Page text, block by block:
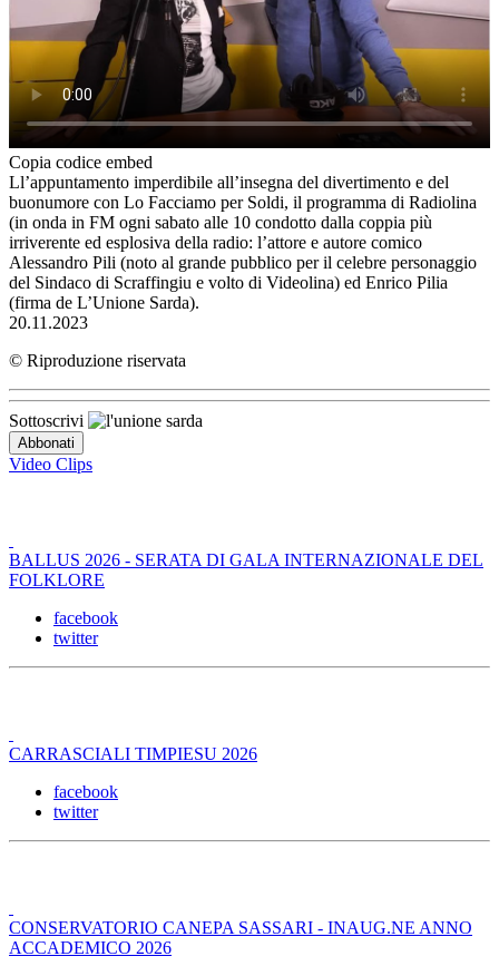
Copia codice embed
Ll’appuntamento imperdibile all’insegna del divertimento e del
buonumore con Lo Facciamo per Soldi, il programma di Radiolina
(in onda in FM ogni sabato alle 10 condotto dalla coppia più
irriverente ed esplosiva della radio: l’attore e autore comico
Alessandro Pili (noto al grande pubblico per il celebre personaggio
del Sindaco di Scraffingiu e volto di Videolina) ed Enrico Pilia
(firma de L’Unione Sarda).
20.11.2023
© Riproduzione riservata
Sottoscrivi
Video Clips
BALLUS 2026 - SERATA DI GALA INTERNAZIONALE DEL
FOLKLORE
facebook
twitter
CARRASCIALI TIMPIESU 2026
facebook
twitter
CONSERVATORIO CANEPA SASSARI - INAUG.NE ANNO
ACCADEMICO 2026